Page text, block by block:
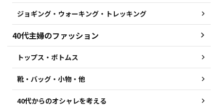
ジョギング・ウォーキング・トレッキング
40代主婦のファッション
トップス・ボトムス
靴・バッグ・小物・他
40代からのオシャレを考える